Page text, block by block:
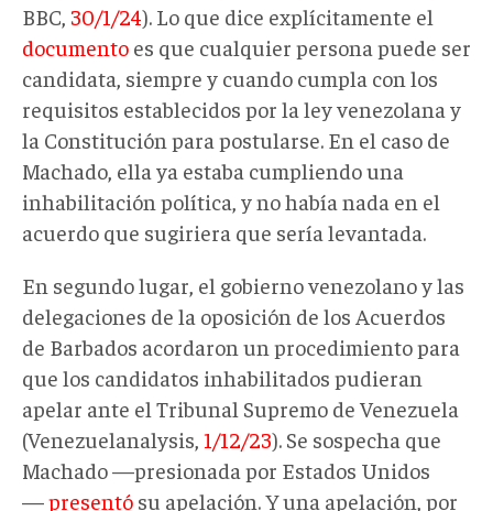
BBC, 30/1/24). Lo que dice explícitamente el
documento es que cualquier persona puede ser
candidata, siempre y cuando cumpla con los
requisitos establecidos por la ley venezolana y
la Constitución para postularse. En el caso de
Machado, ella ya estaba cumpliendo una
inhabilitación política, y no había nada en el
acuerdo que sugiriera que sería levantada.
En segundo lugar, el gobierno venezolano y las
delegaciones de la oposición de los Acuerdos
de Barbados acordaron un procedimiento para
que los candidatos inhabilitados pudieran
apelar ante el Tribunal Supremo de Venezuela
(Venezuelanalysis, 1/12/23). Se sospecha que
Machado —presionada por Estados Unidos
—presentó su apelación. Y una apelación, por